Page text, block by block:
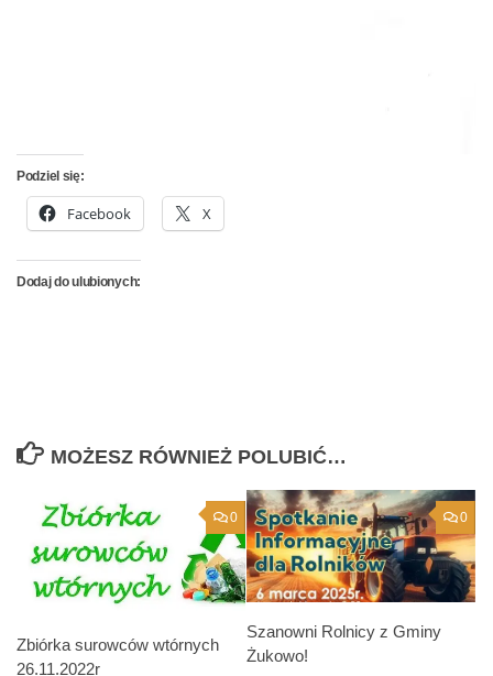
Podziel się:
Facebook X
Dodaj do ulubionych:
MOŻESZ RÓWNIEŻ POLUBIĆ…
0
Zbiórka surowców wtórnych
26.11.2022r
0
Szanowni Rolnicy z Gminy
Żukowo!